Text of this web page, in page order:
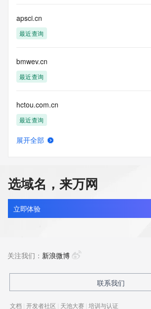
apsci.cn
最近查询
bmwev.cn
最近查询
hctou.com.cn
最近查询
huanzhit.cn
最近查询
最近查询
展开全部
选域名，来万网
立即体验
关注我们： 新浪微博
联系我们
文档 | 开发者社区 | 天池大赛 | 培训与认证